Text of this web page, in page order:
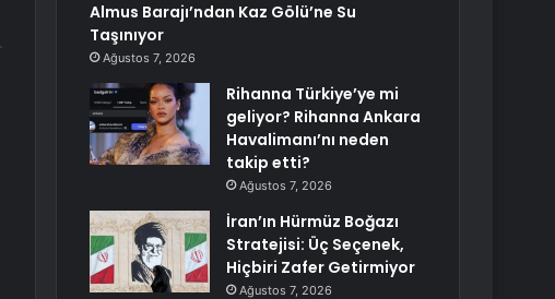
Almus Barajı’ndan Kaz Gölü’ne Su
Taşınıyor
Ağustos 7, 2026
Rihanna Türkiye’ye mi
geliyor? Rihanna Ankara
Havalimanı’nı neden
takip etti?
Ağustos 7, 2026
İran’ın Hürmüz Boğazı
Stratejisi: Üç Seçenek,
Hiçbiri Zafer Getirmiyor
Ağustos 7, 2026